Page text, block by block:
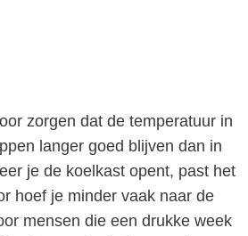
zorgen dat de temperatuur in
langer goed blijven dan in
je de koelkast opent, past het
hoef je minder vaak naar de
mensen die een drukke week